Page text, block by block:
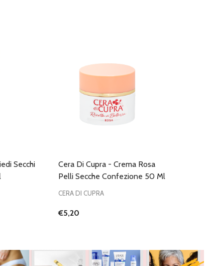
Secchi
Cera Di Cupra - Crema Rosa
Pelli Secche Confezione 50 Ml
CERA DI CUPRA
€5,20